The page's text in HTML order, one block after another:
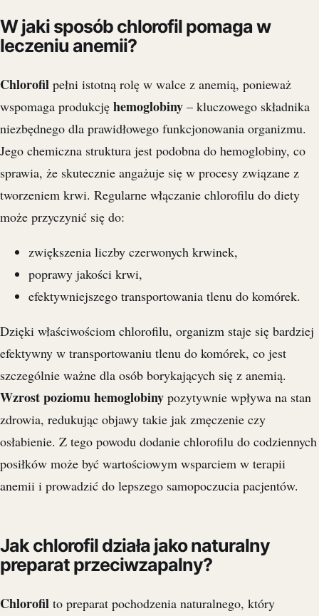
W jaki sposób chlorofil pomaga w
leczeniu anemii?
Chlorofil pełni istotną rolę w walce z anemią, ponieważ
wspomaga produkcję hemoglobiny – kluczowego składnika
niezbędnego dla prawidłowego funkcjonowania organizmu.
Jego chemiczna struktura jest podobna do hemoglobiny, co
sprawia, że skutecznie angażuje się w procesy związane z
tworzeniem krwi. Regularne włączanie chlorofilu do diety
może przyczynić się do:
zwiększenia liczby czerwonych krwinek,
poprawy jakości krwi,
efektywniejszego transportowania tlenu do komórek.
Dzięki właściwościom chlorofilu, organizm staje się bardziej
efektywny w transportowaniu tlenu do komórek, co jest
szczególnie ważne dla osób borykających się z anemią.
Wzrost poziomu hemoglobiny pozytywnie wpływa na stan
zdrowia, redukując objawy takie jak zmęczenie czy
osłabienie. Z tego powodu dodanie chlorofilu do codziennych
posiłków może być wartościowym wsparciem w terapii
anemii i prowadzić do lepszego samopoczucia pacjentów.
Jak chlorofil działa jako naturalny
preparat przeciwzapalny?
Chlorofil to preparat pochodzenia naturalnego, który